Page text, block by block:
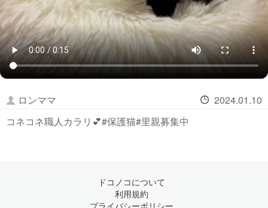
ロンママ
2024.01.10
コネコネ職人カラリ💕#保護猫#里親募集中
ドコノコについて
利用規約
プライバシーポリシー